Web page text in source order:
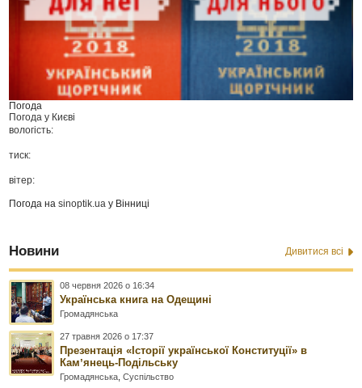
Погода
Погода у Києві
вологість:
тиск:
вітер:
Погода наsinoptik.ua у Вінниці
Новини Дивитися всі
08 червня 2026 о 16:34
Українська книга на Одещині
Громадянська
27 травня 2026 о 17:37
Презентація «Історії української Конституції» в
Камʼянець-Подільську
Громадянська ,Суспільство